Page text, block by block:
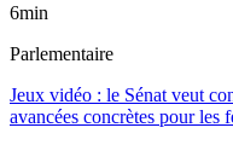
6min
Parlementaire
Jeux vidéo : le Sénat veut
avancées concrètes pour les